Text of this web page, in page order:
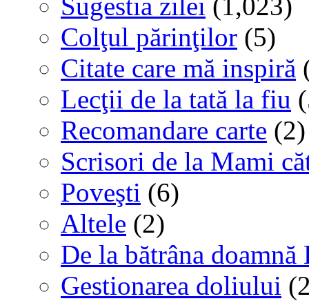
Colţul părinţilor (5)
Citate care mă inspiră
Lecţii de la tată la fiu
Recomandare carte (2)
Scrisori de la Mami
Poveşti (6)
Altele (2)
De la bătrâna
Gestionarea doliului